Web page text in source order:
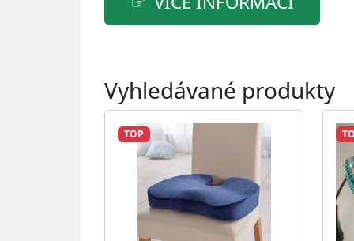
Vyhledávané produkty
TOP